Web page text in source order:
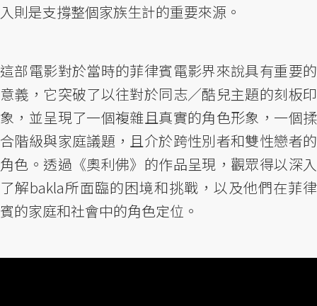
入則是支撐整個家族生計的重要來源。
這部電影對於當時的菲律賓電影界來說具有重要的
意義，它突破了以往對於同志／酷兒主題的刻板印
象，並呈現了一個複雜且真實的角色形象，一個揉
合階級與家庭議題，且介於跨性別者和雙性戀者的
角色。透過《奧利佛》的作品呈現，觀眾得以深入
了解bakla所面臨的困境和挑戰，以及他們在菲律
賓的家庭和社會中的角色定位。